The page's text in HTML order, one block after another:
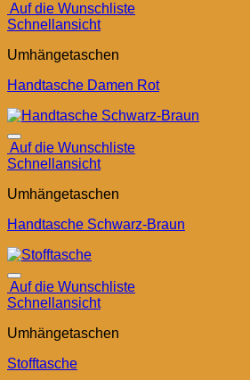
Auf die Wunschliste
Schnellansicht
Umhängetaschen
Handtasche Damen Rot
Auf die Wunschliste
Schnellansicht
Umhängetaschen
Handtasche Schwarz-Braun
Auf die Wunschliste
Schnellansicht
Umhängetaschen
Stofftasche